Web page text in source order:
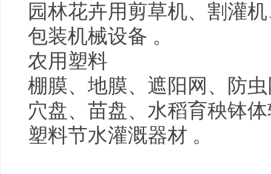
园林花卉用剪草机、割灌
包装机械设备 。
农用塑料
棚膜、地膜、遮阳网、防
穴盘、苗盘、 水稻育秧钵
塑料节水灌溉器材 。